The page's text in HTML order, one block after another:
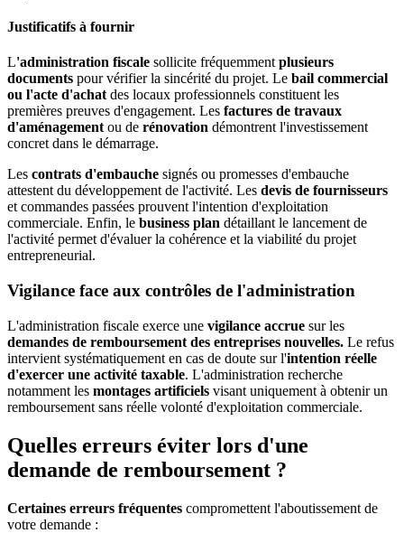
Justificatifs à fournir
L'administration fiscale sollicite fréquemmentplusieurs
documents pour vérifier la sincérité du projet. Le bail commercial
ou l'acte d'achatdes locaux professionnels constituent les
premières preuves d'engagement. Les factures de travaux
d'aménagementou de rénovation démontrent l'investissement
concret dans le démarrage.
Les contrats d'embauche signés ou promesses d'embauche
attestent du développement de l'activité. Les devis de fournisseurs
et commandes passées prouvent l'intention d'exploitation
commerciale. Enfin, le business plan détaillant le lancement de
l'activité permet d'évaluer la cohérence et la viabilité du projet
entrepreneurial.
Vigilance face aux contrôles de l'administration
L'administration fiscale exerce une vigilance accrue sur les
demandes de remboursement des entreprises nouvelles. Le refus
intervient systématiquement en cas de doute sur l'intention réelle
d'exercer une activité taxable. L'administration recherche
notamment les montages artificiels visant uniquement à obtenir un
remboursement sans réelle volonté d'exploitation commerciale.
Quelles erreurs éviter lors d'une
demande de remboursement ?
Certaines erreurs fréquentes compromettent l'aboutissement de
votre demande :